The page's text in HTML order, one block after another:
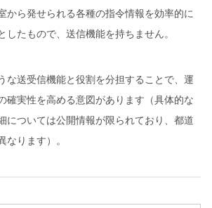
から発せられる各種の指令情報を効率的に
したもので、送信機能を持ちません。
な送受信機能と役割を分担することで、運
確実性を高める意図があります（具体的な
については公開情報が限られており、都道
なります）。